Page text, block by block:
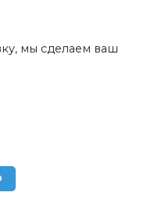
мы сделаем ваш